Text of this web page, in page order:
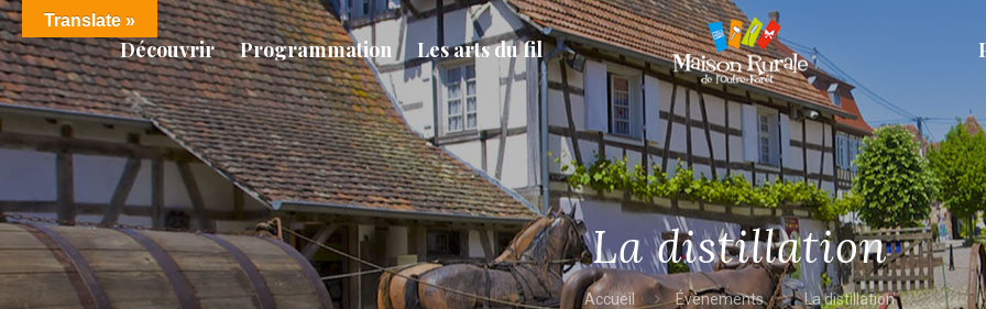
Découvrir Programmation Les arts du fil
La distillation
Accueil Évènements La distillation
Translate »